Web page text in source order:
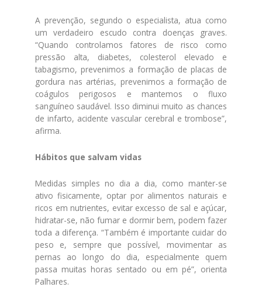
A prevenção, segundo o especialista, atua como
um verdadeiro escudo contra doenças graves.
“Quando controlamos fatores de risco como
pressão alta, diabetes, colesterol elevado e
tabagismo, prevenimos a formação de placas de
gordura nas artérias, prevenimos a formação de
coágulos perigosos e mantemos o fluxo
sanguíneo saudável. Isso diminui muito as chances
de infarto, acidente vascular cerebral e trombose”,
afirma.
Hábitos que salvam vidas
Medidas simples no dia a dia, como manter-se
ativo fisicamente, optar por alimentos naturais e
ricos em nutrientes, evitar excesso de sal e açúcar,
hidratar-se, não fumar e dormir bem, podem fazer
toda a diferença. “Também é importante cuidar do
peso e, sempre que possível, movimentar as
pernas ao longo do dia, especialmente quem
passa muitas horas sentado ou em pé”, orienta
Palhares.